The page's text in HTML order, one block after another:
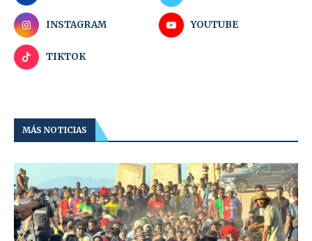
INSTAGRAM YOUTUBE
TIKTOK
MÁS NOTICIAS